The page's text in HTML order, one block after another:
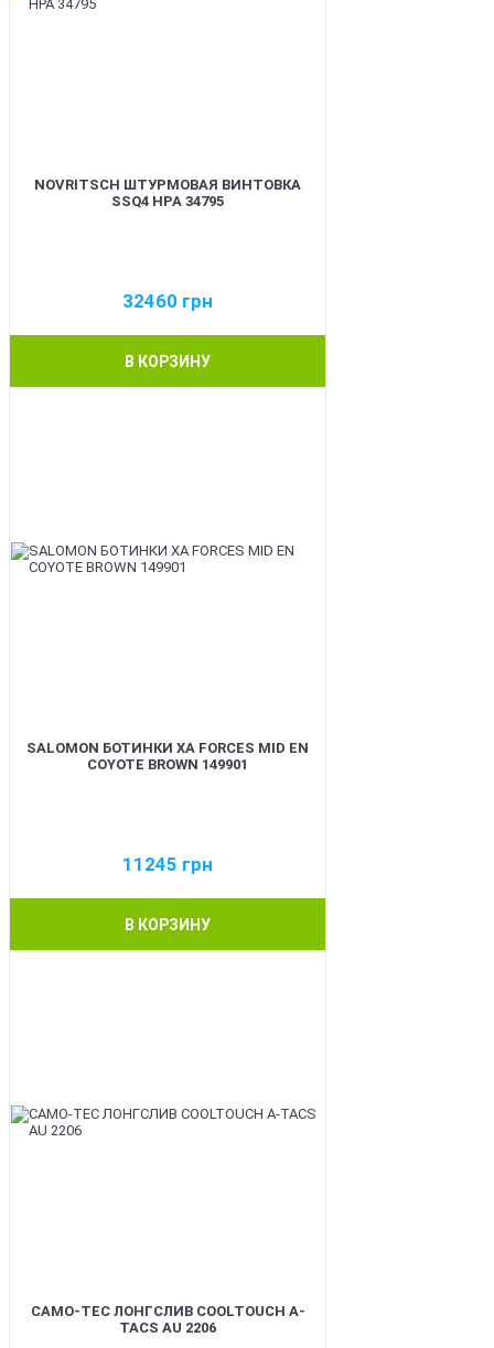
NOVRITSCH ШТУРМОВАЯ ВИНТОВКА
SSQ4 HPA 34795
32460 грн
В КОРЗИНУ
SALOMON БОТИНКИ XA FORCES MID EN
COYOTE BROWN 149901
11245 грн
В КОРЗИНУ
CAMO-TEC ЛОНГСЛИВ COOLTOUCH A-
TACS AU 2206